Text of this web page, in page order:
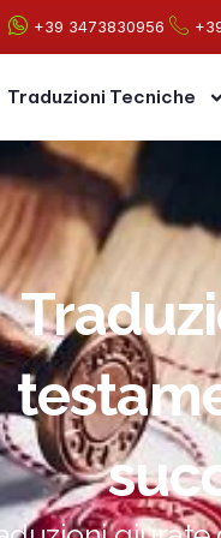
+39 3473830956
Traduzioni Tecniche